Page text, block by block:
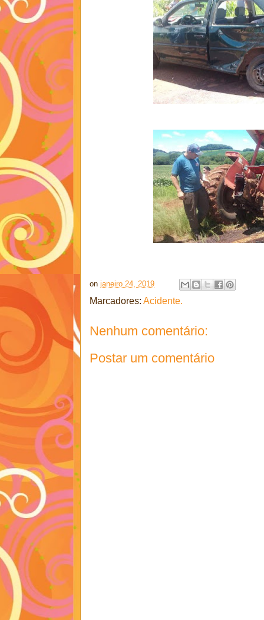
on janeiro 24, 2019
Marcadores: Acidente.
Nenhum comentário:
Postar um comentário